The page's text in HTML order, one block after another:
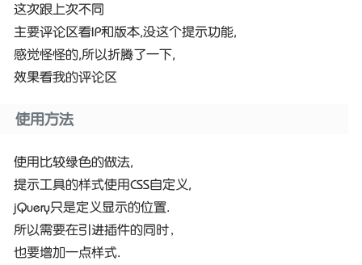
这次跟上次不同
主要评论区看IP和版本,没这个提示功能,
感觉怪怪的,所以折腾了一下,
效果看我的评论区
使用方法
使用比较绿色的做法,
提示工具的样式使用CSS自定义,
jQuery只是定义显示的位置.
所以需要在引进插件的同时，
也要增加一点样式.